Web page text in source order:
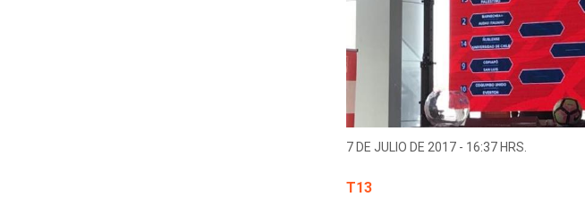
7 DE JULIO DE 2017 - 16:37 HRS.
T13